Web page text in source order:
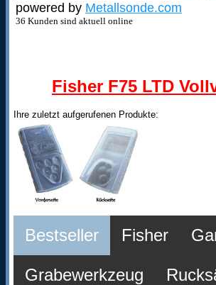
powered by Metallsonde.com
36 Kunden sind aktuell online
Fisher F75 LTD
Ihre zuletzt aufgerufenen Produkte:
Bestseller Fisher
Grabewerkzeug